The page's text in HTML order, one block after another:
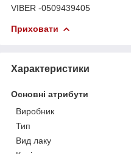
VIBER -0509439405
Приховати
Характеристики
Основні атрибути
Виробник
Тип
Вид лаку